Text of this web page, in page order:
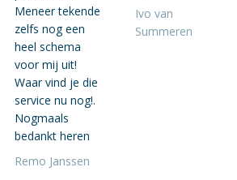
Meneer tekende
zelfs nog een
heel schema
voor mij uit!
Waar vind je die
service nu nog!.
Nogmaals
bedankt heren
Remo Janssen
Ivo van
Summeren